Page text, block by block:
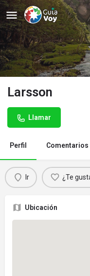
Larsson
Llamar
Perfil Comentarios
Ir ¿Te
Ubicación